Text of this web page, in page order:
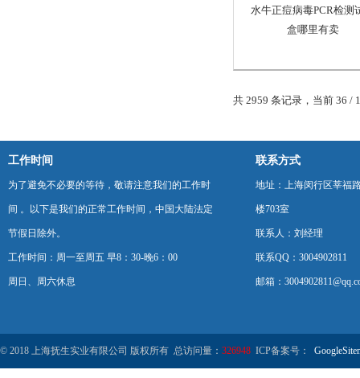
水牛正痘病毒PCR检测
盒哪里有卖
共 2959 条记录，当前 36 /
工作时间
为了避免不必要的等待，敬请注意我们的工作时
间 。以下是我们的正常工作时间，中国大陆法定
节假日除外。
工作时间：周一至周五 早8：30-晚6：00
周日、周六休息
联系方式
地址：上海闵行区莘福
楼703室
联系人：刘经理
联系QQ：3004902811
邮箱：
© 2018 上海抚生实业有限公司 版权所有 总访问量： 326948 ICP备案号：